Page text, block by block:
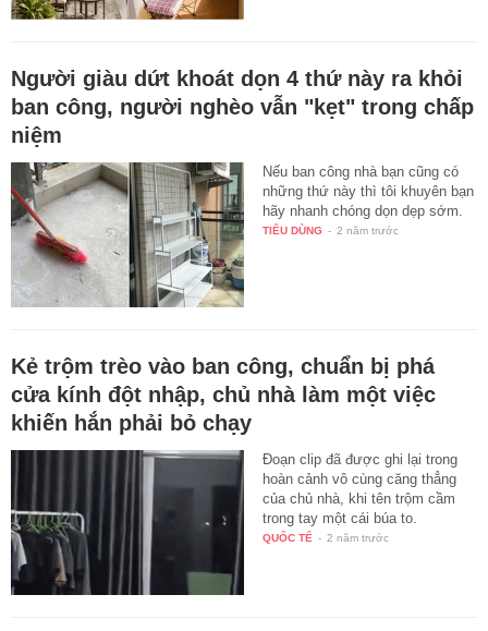
Người giàu dứt khoát dọn 4 thứ này ra khỏi
ban công, người nghèo vẫn "kẹt" trong chấp
niệm
Nếu ban công nhà bạn cũng có
những thứ này thì tôi khuyên bạn
hãy nhanh chóng dọn dẹp sớm.
TIÊU DÙNG - 2 năm trước
Kẻ trộm trèo vào ban công, chuẩn bị phá
cửa kính đột nhập, chủ nhà làm một việc
khiến hắn phải bỏ chạy
Đoạn clip đã được ghi lại trong
hoàn cảnh vô cùng căng thẳng
của chủ nhà, khi tên trộm cầm
trong tay một cái búa to.
QUỐC TẾ - 2 năm trước